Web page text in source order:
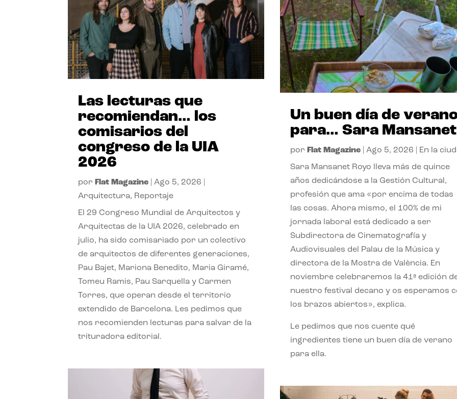
Las lecturas que
recomiendan… los
comisarios del
congreso de la UIA
2026
por Flat Magazine |Ago 5, 2026
Arquitectura, Reportaje
El 29 Congreso Mundial de Arquitectos y
Arquitectas de la UIA 2026, celebrado en
julio, ha sido comisariado por un colectivo
de arquitectos de diferentes generaciones,
Pau Bajet, Mariona Benedito, Maria Giramé,
Tomeu Ramis, Pau Sarquella y Carmen
Torres, que operan desde el territorio
extendido de Barcelona. Les pedimos que
nos recomienden lecturas para salvar de la
trituradora editorial.
Un buen día de
para… Sara Mansanet
por Flat Magazine| Ago 5, 2026 En la
Sara Mansanet Royo lleva más de quince
años dedicándose a la Gestión Cultural,
profesión que ama «por encima de todas
las cosas. Ahora mismo, el 100% de mi
jornada laboral está dedicado a ser
Subdirectora de Cinematografía y
Audiovisuales del Palau de la Música y
directora de la Mostra de València. En
noviembre celebraremos la 41ª edición
nuestro festival decano y os esperamos
los brazos abiertos», explica.
Le pedimos que nos cuente qué
ingredientes tiene un buen día de verano
para ella.